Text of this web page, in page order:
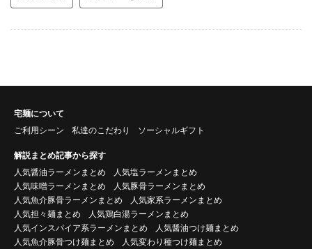
宅麺について
ご利用シーン
私達のこだわり ソーシャルギフト
解説まとめ記事から探す
人気醤油ラーメンまとめ
人気塩ラーメンまとめ
人気味噌ラーメンまとめ
人気豚骨ラーメンまとめ
人気魚介豚骨ラーメンまとめ
人気家系ラーメンまとめ
人気担々麺まとめ
人気鶏白湯ラーメンまとめ
人気インスパイア系ラーメンまとめ
人気醤油つけ麺まとめ
人気魚介豚骨つけ麺まとめ
人気変わり種つけ麺まとめ